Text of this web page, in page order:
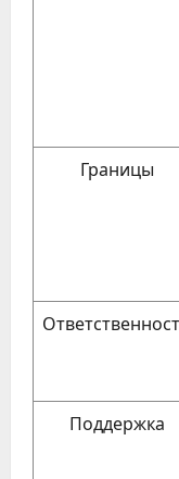
Границы
Поддержка